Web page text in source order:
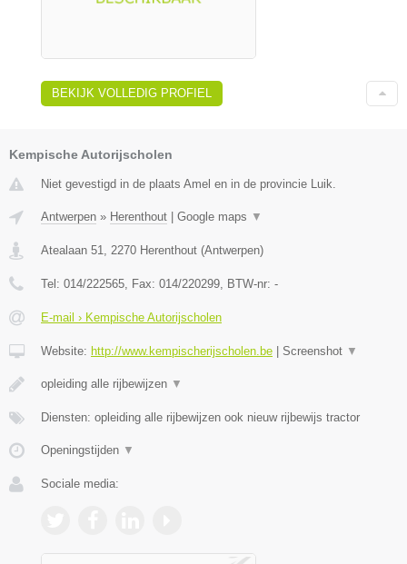
BEKIJK VOLLEDIG PROFIEL
Kempische Autorijscholen
Niet gevestigd in de plaats Amel en in de provincie Luik.
Antwerpen » Herenthout | Google maps ▼
Atealaan 51 2270 Herenthout (Antwerpen)
Tel: 014/222565 , Fax: 014/220299 , BTW-nr: -
E-mail › Kempische Autorijscholen
Website: http://www.kempischerijscholen.be | Screenshot ▼
opleiding alle rijbewijzen ▼
Diensten: opleiding alle rijbewijzen ook nieuw rijbewijs tractor
Openingstijden ▼
Sociale media: